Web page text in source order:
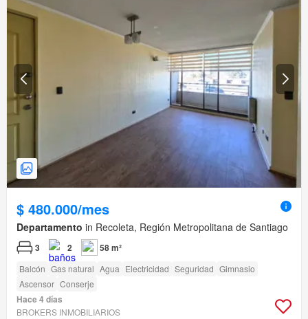
$ 480.000/mes
Departamento in Recoleta, Región Metropolitana de Santiago
3 2 58 m²
Balcón Gas natural Agua Electricidad Seguridad Gimnasio
Ascensor Conserje
Hace 4 días
BROKERS INMOBILIARIOS